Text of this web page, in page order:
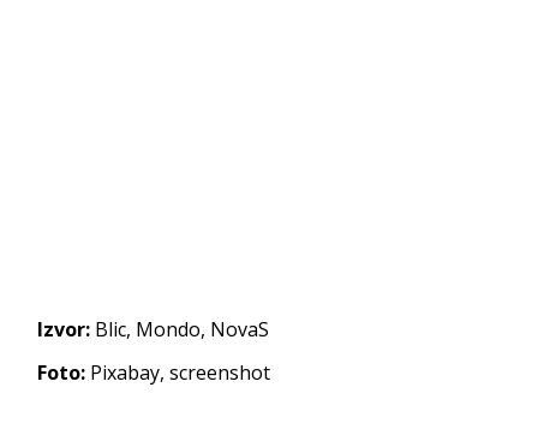
Izvor: Blic, Mondo, NovaS
Foto: Pixabay, screenshot